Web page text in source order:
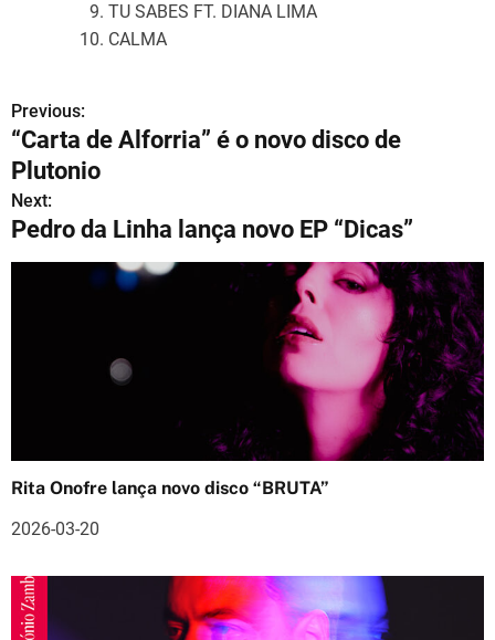
TU SABES FT. DIANA LIMA
CALMA
N
a
v
e
o
d
e
a
Previous:
“Carta de Alforria” é o novo disco de
Plutonio
Next:
Pedro da Linha lança novo EP “Dicas”
Rita Onofre lança novo disco “BRUTA”
2026-03-20